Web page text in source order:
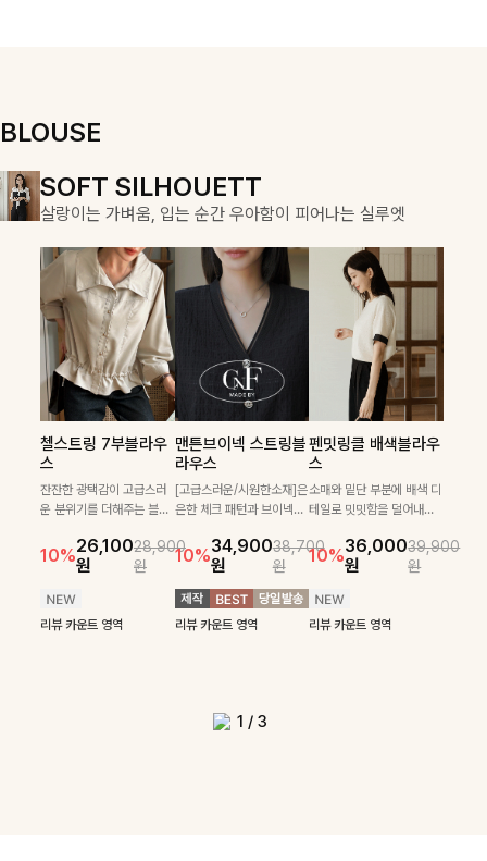
BLOUSE
SOFT SILHOUETT
살랑이는 가벼움, 입는 순간 우아함이 피어나는 실루엣
첼스트링 7부블라우
스
잔잔한 광택감이 고급스러
운 분위기를 더해주는 블라
프릴 밑단이 자연스럽게 실
루엣을 살려주며, 여유로운
스러운 무드를 완성해준답
니다 🤍
10%26,100
원
28,900
원
리뷰 카운트 영역
맨튼브이넥 스트링블
라우스
[고급스러운/시원한소재]은
은한 체크 패턴과 브이넥으
로 고급스러운 디테일을 넣
었으며 밑단스트링으로 핏
을 더욱 깔끔하게 잡아주는
블라우스예요 :)
10%34,900
원
38,700
원
리뷰 카운트 영역
펜밋링클 배색블라우
스
소매와 밑단 부분에 배색 디
테일로 밋밋함을 덜어내고
클 소재로 구김 걱정없이 즐
길 수 있는 블라우스랍니
10%36,000
원
39,900
원
리뷰 카운트 영역
COZY ESSENTIAL
매일의 일상을 부드럽게 감싸줄 니트 컬렉션
켐펜던트 꽈배기니트
꽈배기 짜임에 미니 펜던트
로 센스있는 아웃핏을 완성
해주는 반팔니트예요- 소프
방 소재로 누구나 부담없이
입기 좋아요
15%원
원
리뷰 카운트 영역
칠스트라이프 카라7
부니트
[골드버튼/클래식무드🤍]
스트라이프 패턴으로 데일
이템입니다 카라넥 디자인
으로 깔끔한 이미지로 만들
어 주는 7부 니트입니다 ~
10%31,900
원
35,400
원
리뷰 카운트 영역
폴딘울 골지유넥니트
[여리핏/가벼운착용감]은은
하게 더해진 울 함유 소재로
포근하면서도 가볍게 착용
짜임 디테일이 슬림한 실루
엣을 연출해주며, 부드러운
로 즐기기 좋답니다🤍
10%원
원
리뷰 카운트 영역
DOUBLE THE JOY
함께할 때 더욱 완벽한, 합리적인 선택으로 채우는 즐거움
필첸체크 스트링블라
우스+플레어스커트
SET
[활용도 좋은 투피스]은은한
체크 패턴과 허리 스트링 디
테일이 어우러진 투피스 세트
입니다. 여유로운 상의와 풍
성하게 퍼지는 롱스커트가 자
연스러운 체형 커버는 물론,
단품으로도 다양하게 활용하
42,900
원
49,800
캠릿리본 뷔스티에원
피스+티셔츠SET
[여름코디추천👍]뷔스티에
원피스와 티셔츠가 세트로 구
성되어 코디 고민 없이 완성
도 높은 스타일링을 연출해주
는 아이템 🤍 레이어드한 듯
센스 있는 무드로 데일리하게
편안하게 즐기기 좋아요 ✨
14%39,900
원
46,300
원
리뷰 카운트 영역
테킷미 레터링티셔츠
+반바지SET
[데일리부터 여행룩까지]감
각적인 레터링 티셔츠와 플레
어 핏 반바지가 함께 구성된
세트 아이템으로, 편안하면서
도 캐주얼한 꾸안꾸룩을 완성
해드립니다 ✨🩵
18%29,900
원
36,400
원
리뷰 카운트 영역
1 / 3